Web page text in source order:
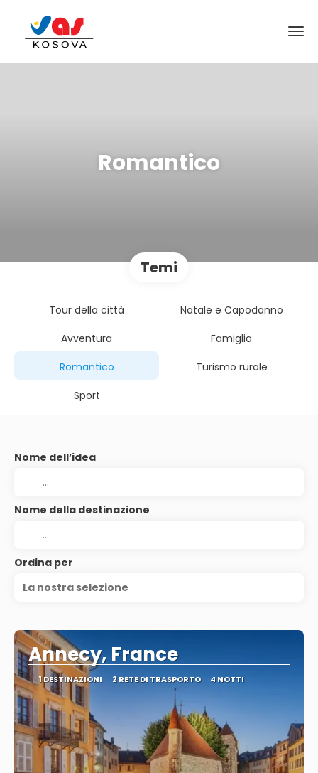
Romantico
Temi
Tour della città
Natale e Capodanno
Avventura
Famiglia
Romantico
Turismo rurale
Sport
Nome dell’idea
Nome della destinazione
Ordina per
La nostra selezione
Annecy, France
1 DESTINAZIONI 2 RETE DI TRASPORTO 4 NOTTI